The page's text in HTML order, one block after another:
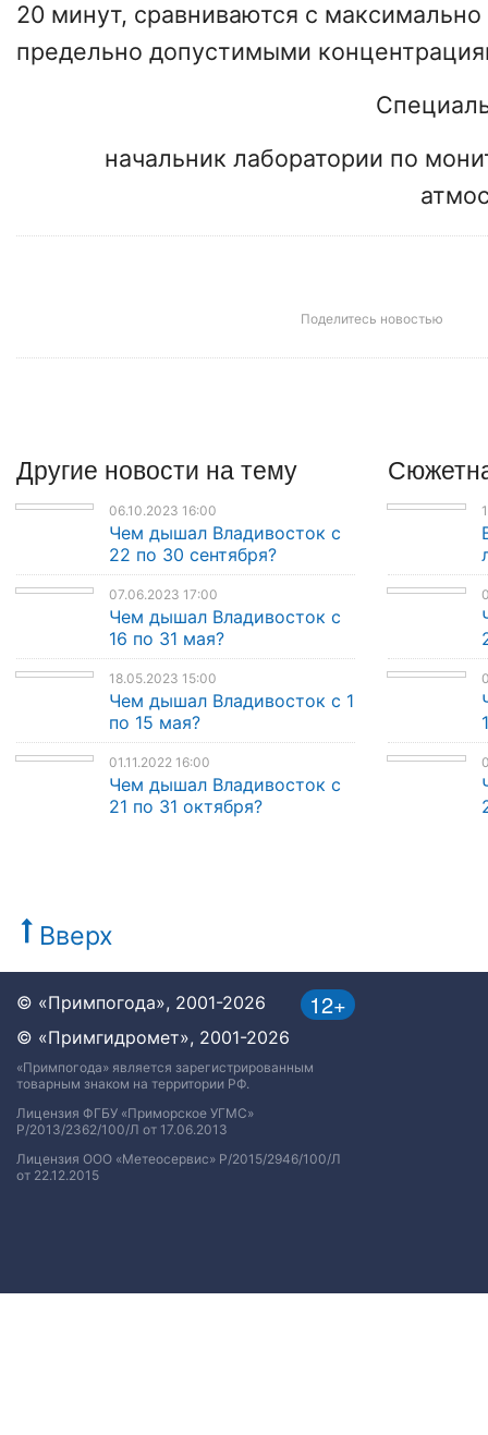
20 минут, сравниваются с
предельно допустимыми
начальник лаборатории по
Поделитесь новостью
Другие новости на тему
06.10.2023 16:00
Чем дышал Владивосток с
22 по 30 сентября?
07.06.2023 17:00
Чем дышал Владивосток с
16 по 31 мая?
18.05.2023 15:00
Чем дышал Владивосток с 1
по 15 мая?
01.11.2022 16:00
Чем дышал Владивосток с
21 по 31 октября?
Вверх
12+
© «Примпогода», 2001-2026
© «Примгидромет», 2001-2026
«Примпогода» является зарегистрированным
товарным знаком на территории РФ.
Лицензия ФГБУ «Приморское УГМС»
Р/2013/2362/100/Л от 17.06.2013
Лицензия ООО «Метеосервис» Р/2015/2946/100/Л
от 22.12.2015